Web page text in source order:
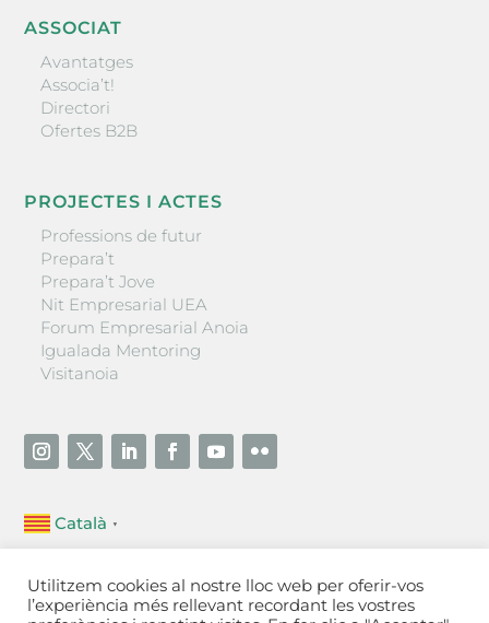
ASSOCIAT
Avantatges
Associa’t!
Directori
Ofertes B2B
PROJECTES I ACTES
Professions de futur
Prepara’t
Prepara’t Jove
Nit Empresarial UEA
Forum Empresarial Anoia
Igualada Mentoring
Visitanoia
Català ▼
Unió Empresarial de l’Anoia (UEA)
Ctra. de Manresa, 131, 08700 – Igualada(Barcelona)
Tel 93 805 22 92
Utilitzem cookies al nostre lloc web per oferir-vos
l’experiència més rellevant recordant les vostres